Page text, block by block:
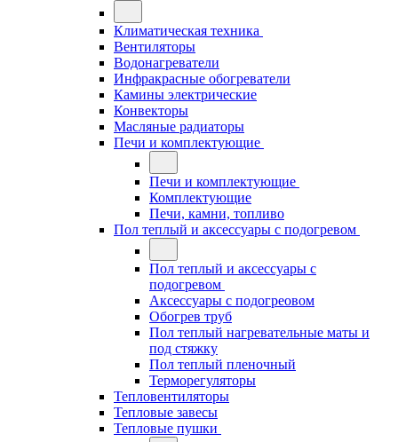
Климатическая техника
Вентиляторы
Водонагреватели
Инфракрасные обогреватели
Камины электрические
Конвекторы
Масляные радиаторы
Печи и комплектующие
Печи и комплектующие
Комплектующие
Печи, камни, топливо
Пол теплый и аксессуары с подогревом
Пол теплый и аксессуары с
подогревом
Аксессуары с подогреовом
Обогрев труб
Пол теплый нагревательные маты и
под стяжку
Пол теплый пленочный
Терморегуляторы
Тепловентиляторы
Тепловые завесы
Тепловые пушки